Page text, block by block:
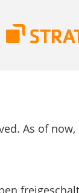
As of